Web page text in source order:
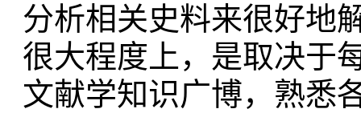
分析相关史料来很好地
很大程度上，是取决于
文献学知识广博，熟悉